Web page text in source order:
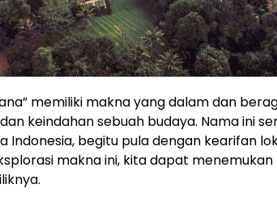
memiliki makna yang dalam dan
keindahan sebuah budaya. Nama ini
Indonesia, begitu pula dengan kearifan
makna ini, kita dapat